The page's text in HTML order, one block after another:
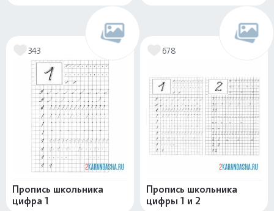
343
Пропись школьника
цифра 1
678
Пропись школьника
цифры 1 и 2